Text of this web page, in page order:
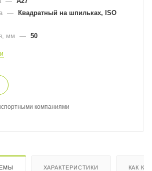
— Квадратный на шпильках, ISO
мм
— 50
компаниями
ХАРАКТЕРИСТИКИ КАК